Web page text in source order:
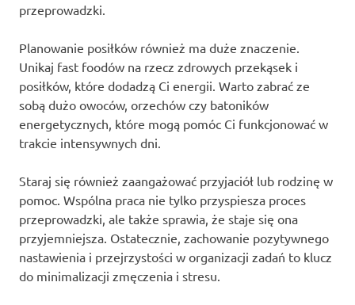
przeprowadzki.
Planowanie posiłków również ma duże znaczenie.
Unikaj fast foodów na rzecz zdrowych przekąsek i
posiłków, które dodadzą Ci energii. Warto zabrać ze
sobą dużo owoców, orzechów czy batoników
energetycznych, które mogą pomóc Ci funkcjonować w
trakcie intensywnych dni.
Staraj się również zaangażować przyjaciół lub rodzinę w
pomoc. Wspólna praca nie tylko przyspiesza proces
przeprowadzki, ale także sprawia, że staje się ona
przyjemniejsza. Ostatecznie, zachowanie pozytywnego
nastawienia i przejrzystości w organizacji zadań to klucz
do minimalizacji zmęczenia i stresu.